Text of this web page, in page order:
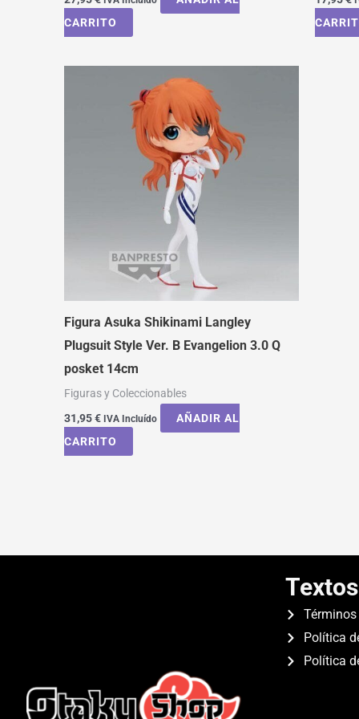
CARRITO
Figura Asuka Shikinami Langley
Plugsuit Style Ver. B Evangelion 3.0 Q
posket 14cm
Figuras y Coleccionables
31,95€ IVA Incluído
AÑADIR AL
CARRITO
Política
Política